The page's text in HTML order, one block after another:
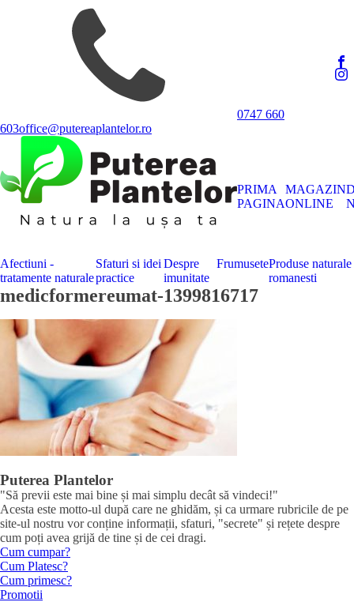
0747 660
603office@putereaplantelor.ro
PRIMA
PAGINA
MAGAZIN
ONLINE
Afectiuni -
tratamente naturale
Sfaturi si idei
practice
Despre
imunitate
FrumuseteProduse naturale
romanesti
medicformereumat-1399816717
Puterea Plantelor
"Să previi este mai bine și mai simplu decât să vindeci!"
Acesta este motto-ul după care ne ghidăm, și ca urmare rubricile de pe
site-ul nostru vor conține informații, sfaturi, "secrete" și rețete despre
cum poți avea grijă de tine și de cei dragi.
Cum cumpar?
Cum Platesc?
Cum primesc?
Promotii